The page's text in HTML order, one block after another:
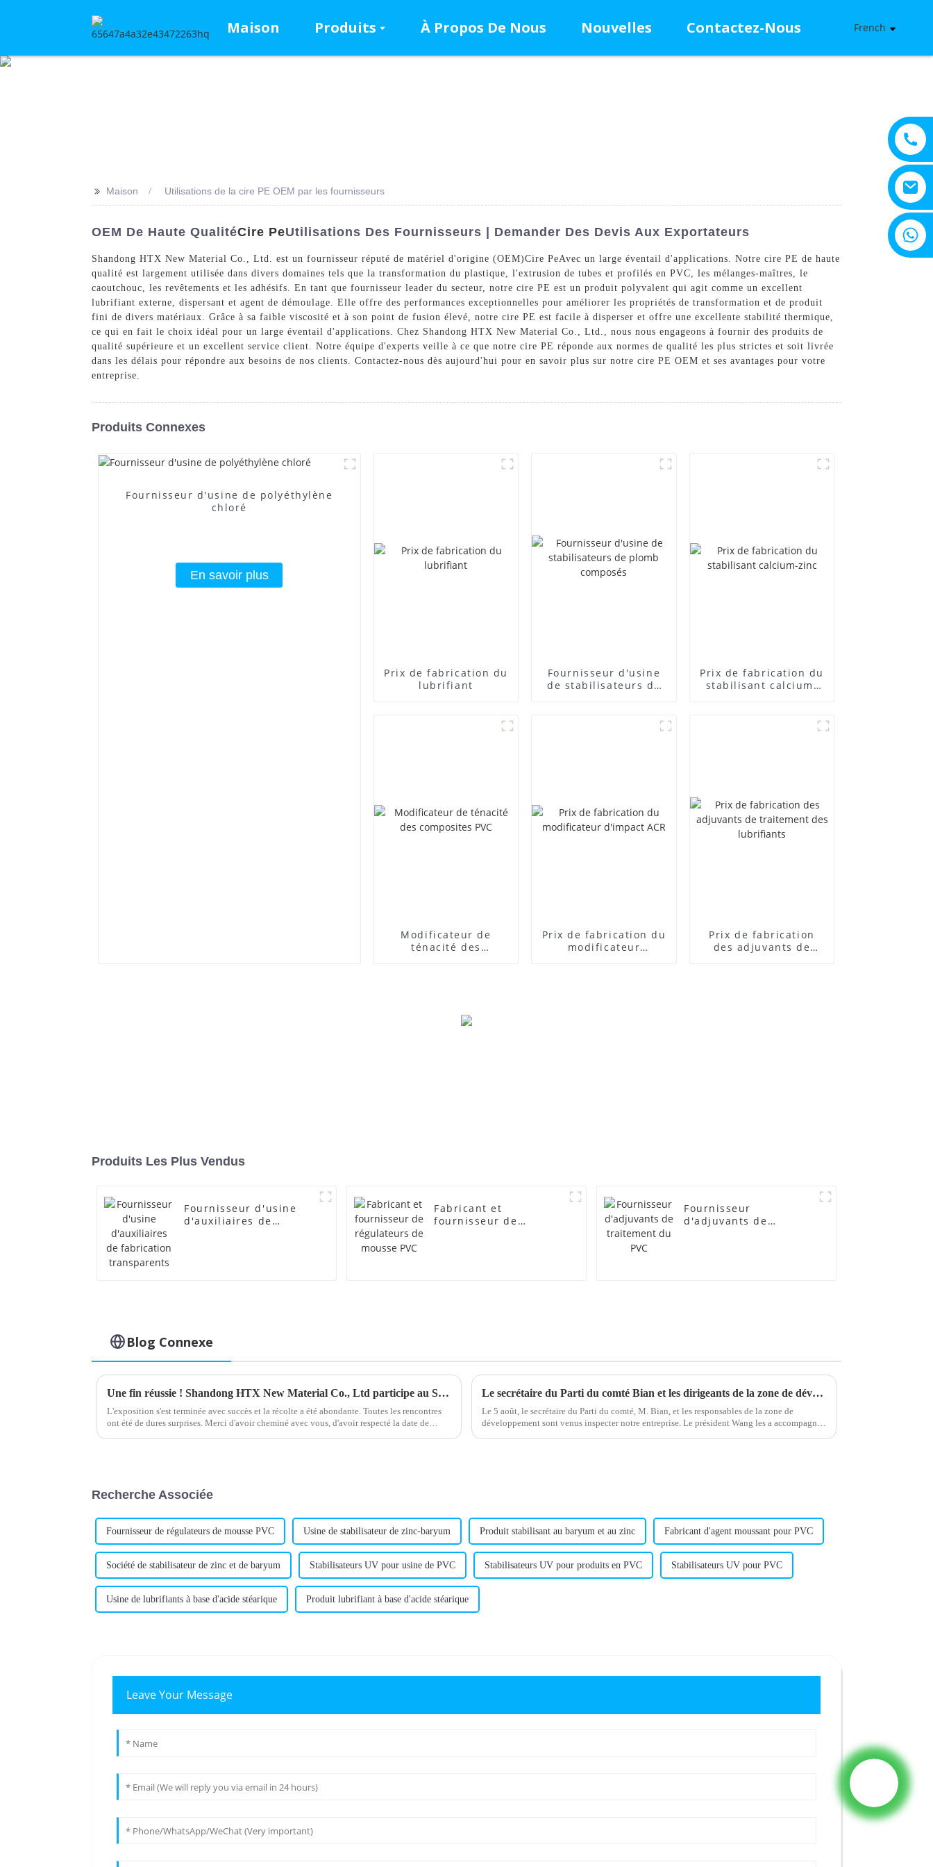
Maison Produits À Propos De Nous Nouvelles Contactez-Nous French
>> Maison Utilisations de la cire PE OEM par les fournisseurs
OEM De Haute QualitéCire PeUtilisations Des Fournisseurs | Demander Des Devis Aux Exportateurs
Shandong HTX New Material Co., Ltd. est un fournisseur réputé de matériel d'origine (OEM)Cire PeAvec un large éventail d'applications. Notre cire PE de haute
qualité est largement utilisée dans divers domaines tels que la transformation du plastique, l'extrusion de tubes et profilés en PVC, les mélanges-maîtres, le
caoutchouc, les revêtements et les adhésifs. En tant que fournisseur leader du secteur, notre cire PE est un produit polyvalent qui agit comme un excellent
lubrifiant externe, dispersant et agent de démoulage. Elle offre des performances exceptionnelles pour améliorer les propriétés de transformation et de produit
fini de divers matériaux. Grâce à sa faible viscosité et à son point de fusion élevé, notre cire PE est facile à disperser et offre une excellente stabilité thermique,
ce qui en fait le choix idéal pour un large éventail d'applications. Chez Shandong HTX New Material Co., Ltd., nous nous engageons à fournir des produits de
qualité supérieure et un excellent service client. Notre équipe d'experts veille à ce que notre cire PE réponde aux normes de qualité les plus strictes et soit livrée
dans les délais pour répondre aux besoins de nos clients. Contactez-nous dès aujourd'hui pour en savoir plus sur notre cire PE OEM et ses avantages pour votre
entreprise.
Produits Connexes
Fournisseur d'usine de polyéthylène
chloré
En savoir plus
Prix ​​de fabrication du
lubrifiant
Fournisseur d'usine
de stabilisateurs de
Prix ​​de fabrication du
stabilisant calcium-
Modificateur de
ténacité des
Prix ​​de fabrication du
modificateur
Prix ​​de fabrication
des adjuvants de
Produits Les Plus Vendus
Fournisseur d'usine
d'auxiliaires de
Fabricant et
fournisseur de
Fournisseur
d'adjuvants de
Blog Connexe
Une fin réussie ! Shandong HTX New Material Co., Ltd participe au Salon international de l'emballage plastique du Nigeria !
L'exposition s'est terminée avec succès et la récolte a été abondante. Toutes les rencontres
ont été de dures surprises. Merci d'avoir cheminé avec vous, d'avoir respecté la date de
Le secrétaire du Parti du comté Bian et les dirigeants de la zone de développement inspectent notre entreprise le 5 août.
Le 5 août, le secrétaire du Parti du comté, M. Bian, et les responsables de la zone de
développement sont venus inspecter notre entreprise. Le président Wang les a accompagnés
Recherche Associée
Fournisseur de régulateurs de mousse PVC Usine de stabilisateur de zinc-baryum Produit stabilisant au baryum et au zinc Fabricant d'agent moussant pour PVC
Société de stabilisateur de zinc et de baryum Stabilisateurs UV pour usine de PVC Stabilisateurs UV pour produits en PVC Stabilisateurs UV pour PVC
Usine de lubrifiants à base d'acide stéarique Produit lubrifiant à base d'acide stéarique
Leave Your Message